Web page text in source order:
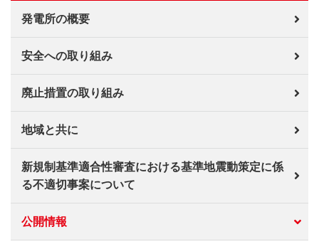
発電所の概要
安全への取り組み
廃止措置の取り組み
地域と共に
新規制基準適合性審査における基準地震動策定に係
る不適切事案について
公開情報